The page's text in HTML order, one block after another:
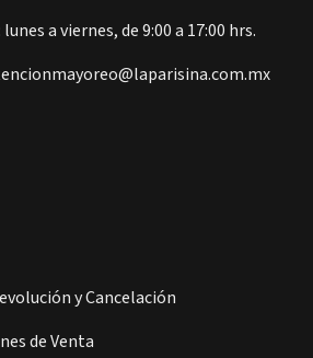
a viernes, de 9:00 a 17:00 hrs.
y Cancelación
de Venta